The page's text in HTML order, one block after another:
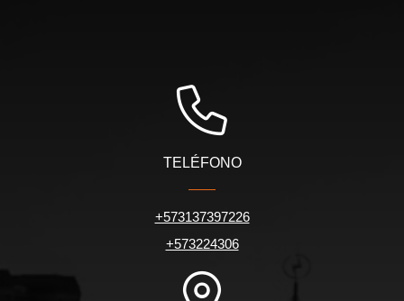
TELÉFONO
+573137397226
+573224306